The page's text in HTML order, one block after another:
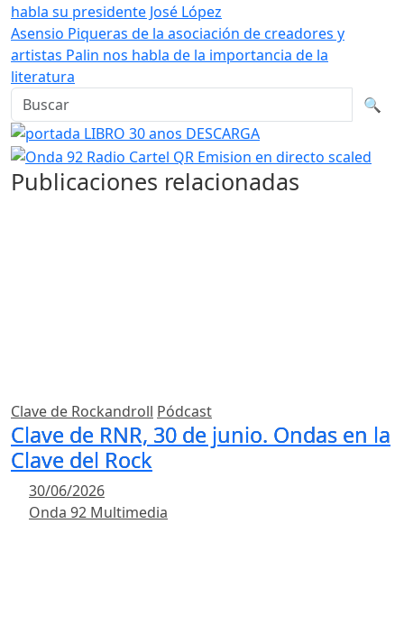
habla su presidente José López
Asensio Piqueras de la asociación de creadores y
artistas Palin nos habla de la importancia de la
literatura
Buscar en la web
🔍
Publicaciones relacionadas
Clave de Rockandroll Pódcast
Clave de RNR, 30 de junio. Ondas en la
Clave del Rock
30/06/2026
Onda 92 Multimedia